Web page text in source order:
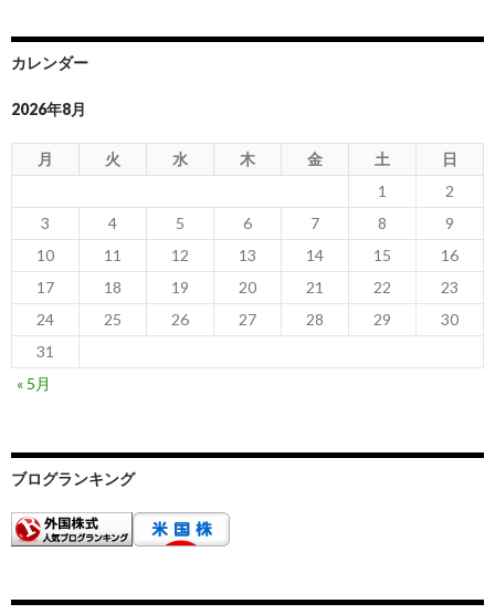
カレンダー
2026年8月
月 火 水 木 金 土
日
1
2
3
4 5 6 7 8
9
10
11 12 13 14 15
16
17
18 19 20 21 22
23
24
25 26 27 28 29
30
31
« 5月
ブログランキング